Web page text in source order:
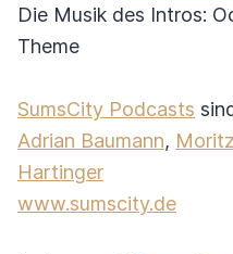
Die Musik des Intros:
Theme
SumsCity Podcasts
Adrian Baumann,
Hartinger
www.sumscity.de